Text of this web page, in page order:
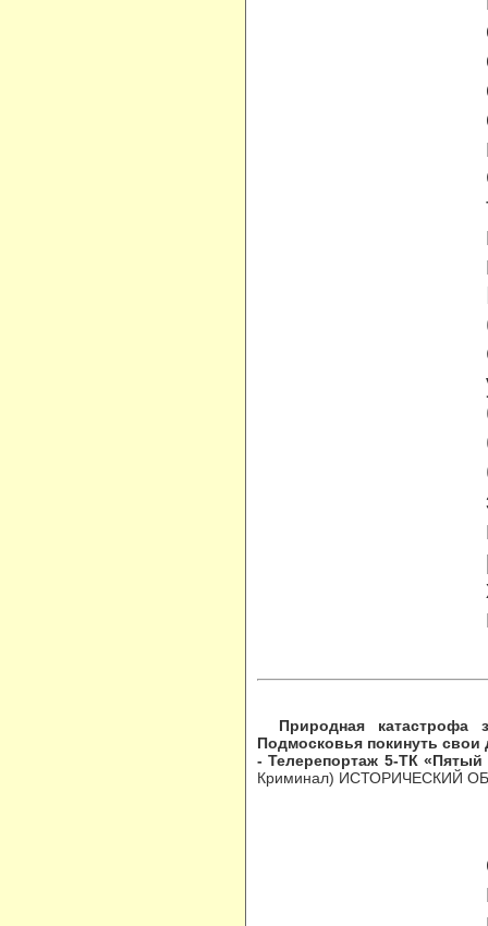
Природная катастрофа
Подмосковья покинуть свои
- Телерепортаж 5-ТК «Пятый
Криминал) ИСТОРИЧЕСКИЙ